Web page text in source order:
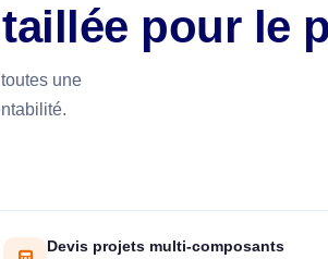
pour le
une
Devis projets multi-composants